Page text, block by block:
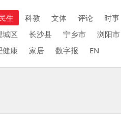
生 科教 文体 评论 时事
城区 长沙县 宁乡市 浏阳市
健康 家居 数字报 EN